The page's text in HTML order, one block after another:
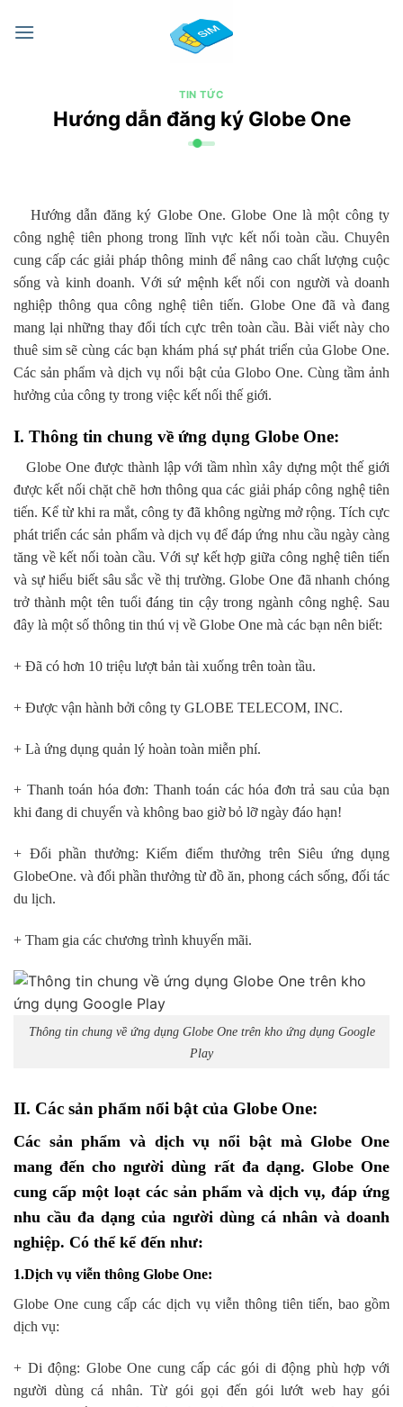
đến
TIN TỨC
Hướng dẫn đăng ký Globe One
Hướng dẫn đăng ký Globe One. Globe One là một công ty
công nghệ tiên phong trong lĩnh vực kết nối toàn cầu. Chuyên
cung cấp các giải pháp thông minh để nâng cao chất lượng cuộc
sống và kinh doanh. Với sứ mệnh kết nối con người và doanh
nghiệp thông qua công nghệ tiên tiến. Globe One đã và đang
mang lại những thay đổi tích cực trên toàn cầu. Bài viết này cho
thuê sim sẽ cùng các bạn khám phá sự phát triển của Globe One.
Các sản phẩm và dịch vụ nổi bật của Globo One. Cùng tầm ảnh
hưởng của công ty trong việc kết nối thế giới.
I. Thông tin chung về ứng dụng Globe One:
Globe One được thành lập với tầm nhìn xây dựng một thế giới
được kết nối chặt chẽ hơn thông qua các giải pháp công nghệ tiên
tiến. Kể từ khi ra mắt, công ty đã không ngừng mở rộng. Tích cực
phát triển các sản phẩm và dịch vụ để đáp ứng nhu cầu ngày càng
tăng về kết nối toàn cầu. Với sự kết hợp giữa công nghệ tiên tiến
và sự hiểu biết sâu sắc về thị trường. Globe One đã nhanh chóng
trở thành một tên tuổi đáng tin cậy trong ngành công nghệ. Sau
đây là một số thông tin thú vị về Globe One mà các bạn nên biết:
+ Đã có hơn 10 triệu lượt bản tài xuống trên toàn tầu.
+ Được vận hành bởi công ty GLOBE TELECOM, INC.
+ Là ứng dụng quản lý hoàn toàn miễn phí.
+ Thanh toán hóa đơn: Thanh toán các hóa đơn trả sau của bạn
khi đang di chuyển và không bao giờ bỏ lỡ ngày đáo hạn!
+ Đổi phần thưởng: Kiếm điểm thưởng trên Siêu ứng dụng
GlobeOne. và đổi phần thưởng từ đồ ăn, phong cách sống, đối tác
du lịch.
+ Tham gia các chương trình khuyến mãi.
Thông tin chung về ứng dụng Globe One trên kho ứng dụng Google
Play
II. Các sản phẩm nổi bật của Globe One:
Các sản phẩm và dịch vụ nổi bật mà Globe One
mang đến cho người dùng rất đa dạng. Globe One
cung cấp một loạt các sản phẩm và dịch vụ, đáp ứng
nhu cầu đa dạng của người dùng cá nhân và doanh
nghiệp. Có thể kể đến như:
1.Dịch vụ viễn thông Globe One:
Globe One cung cấp các dịch vụ viễn thông tiên tiến, bao gồm
dịch vụ:
+ Di động: Globe One cung cấp các gói di động phù hợp với
người dùng cá nhân. Từ gói gọi đến gói lướt web hay gói